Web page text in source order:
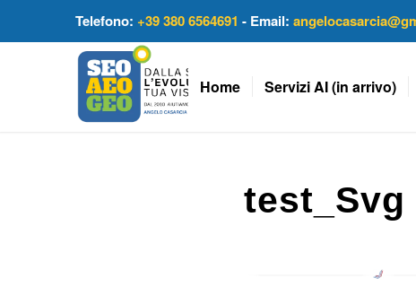
Telefono: +39 380 6564691 - Email:
Home Servizi AI (in arrivo)
test_Svg